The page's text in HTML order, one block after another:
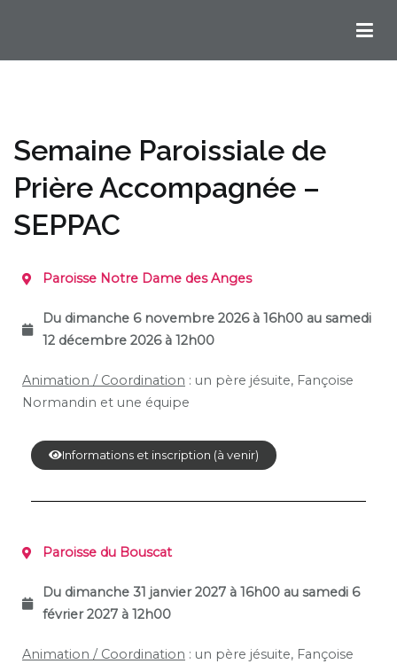
Semaine Paroissiale de
Prière Accompagnée –
SEPPAC
Paroisse Notre Dame des Anges
Du dimanche 6 novembre 2026 à 16h00 au samedi
12 décembre 2026 à 12h00
Animation / Coordination : un père jésuite, Fançoise
Normandin et une équipe
Informations et inscription (à venir)
Paroisse du Bouscat
Du dimanche 31 janvier 2027 à 16h00 au samedi 6
février 2027 à 12h00
Animation / Coordination : un père jésuite, Fançoise